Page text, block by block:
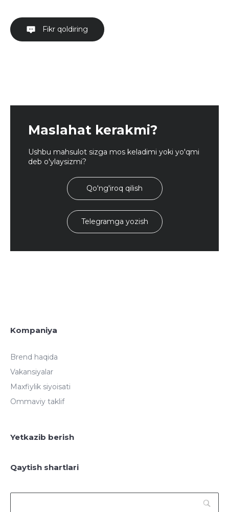
Fikr qoldiring
Maslahat kerakmi?
Ushbu mahsulot sizga mos keladimi yoki yo'qmi
deb o'ylaysizmi?
Qo'ng'iroq qilish
Telegramga yozish
Kompaniya
Brend haqida
Vakansiyalar
Maxfiylik siyoisati
Ommaviy taklif
Yetkazib berish
Qaytish shartlari